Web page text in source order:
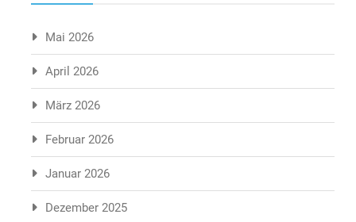
Mai 2026
April 2026
März 2026
Februar 2026
Januar 2026
Dezember 2025